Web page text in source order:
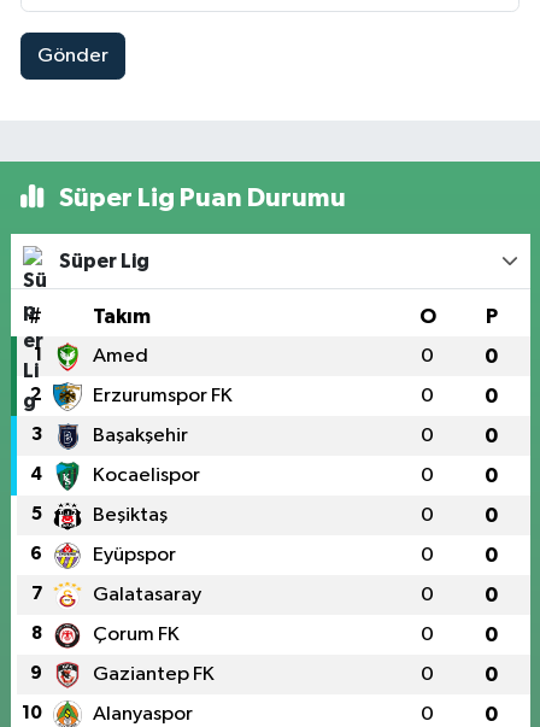
Gönder
Süper Lig Puan Durumu
Süper Lig
# Takım O P
1 Amed 0 0
2 Erzurumspor FK 0 0
3 Başakşehir 0 0
4 Kocaelispor 0 0
5 Beşiktaş 0 0
6 Eyüpspor 0 0
7 Galatasaray 0 0
8 Çorum FK 0 0
9 Gaziantep FK 0 0
10 Alanyaspor 0 0